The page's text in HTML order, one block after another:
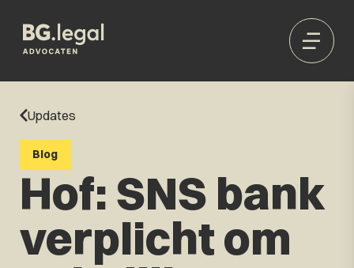
Updates
Blog
Hof: SNS bank
verplicht om